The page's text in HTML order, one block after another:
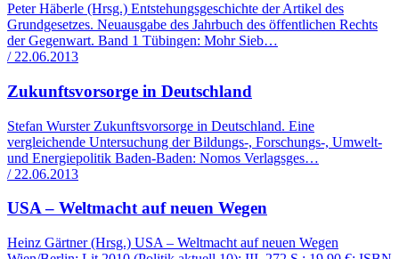
Peter Häberle (Hrsg.) Entstehungsgeschichte der Artikel des
Grundgesetzes. Neuausgabe des Jahrbuch des öffentlichen Rechts
der Gegenwart. Band 1 Tübingen: Mohr Sieb…
/ 22.06.2013
Zukunftsvorsorge in Deutschland
Stefan Wurster Zukunftsvorsorge in Deutschland. Eine
vergleichende Untersuchung der Bildungs-, Forschungs-, Umwelt-
und Energiepolitik Baden-Baden: Nomos Verlagsges…
/ 22.06.2013
USA – Weltmacht auf neuen Wegen
Heinz Gärtner (Hrsg.) USA – Weltmacht auf neuen Wegen